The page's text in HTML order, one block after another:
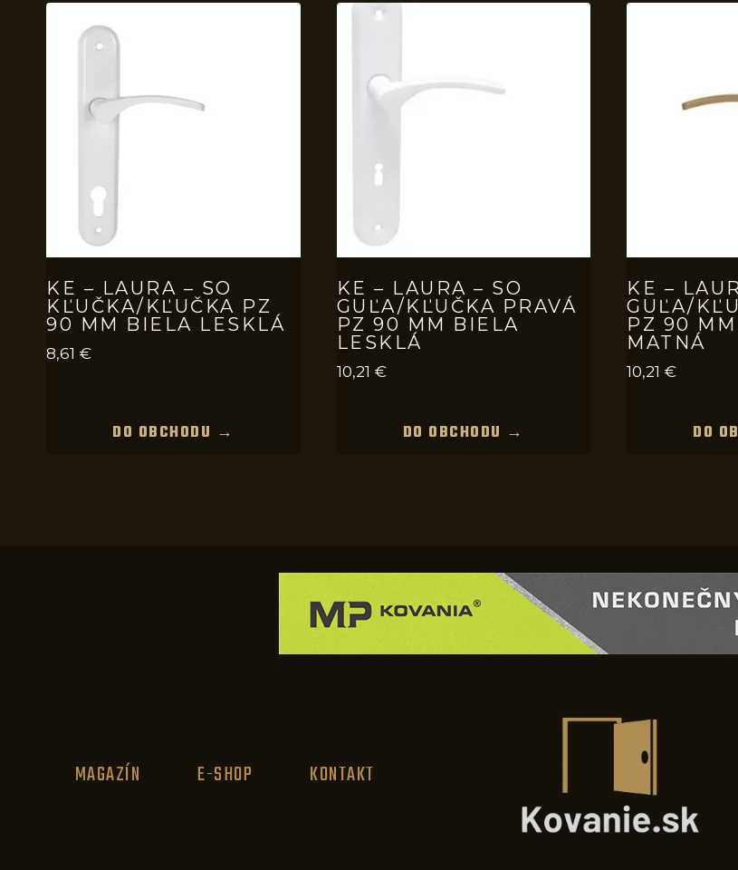
KE – LAURA – SO
KĽUČKA/KĽUČKA PZ
90 MM BIELA LESKLÁ
8,61 €
DO OBCHODU →
KE – LAURA – SO
GUĽA/KĽUČKA PRAVÁ
PZ 90 MM BIELA
LESKLÁ
10,21 €
DO OBCHODU →
KE –
GUĽA/
PZ 90
MATNÁ
10,21 €
DO
MAGAZÍN E-SHOP KONTAKT